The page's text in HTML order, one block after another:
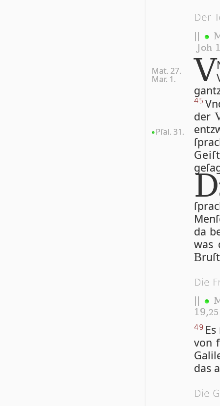
Der
Joh
Mat. 27.
Mar. 1.
Pſal. 31.
V
45
der
D
da
was
B
Die
19,25
49
von
das
Die